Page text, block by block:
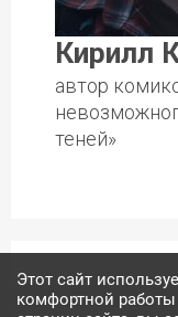
Кирилл
автор
теней»
Этот сайт
комфортной